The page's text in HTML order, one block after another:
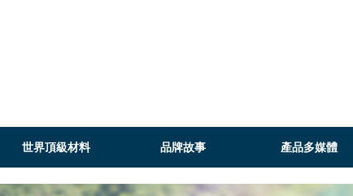
世界頂級材料 品牌故事 產品多媒體